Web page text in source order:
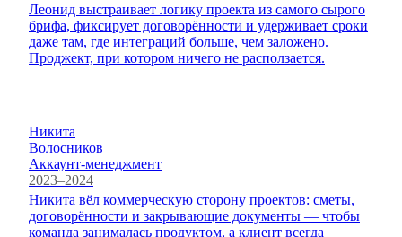
Леонид выстраивает логику проекта из самого сырого
брифа, фиксирует договорённости и удерживает сроки
даже там, где интеграций больше, чем заложено.
Проджект, при котором ничего не расползается.
Никита
Волосников
Аккаунт-менеджмент
2023–2024
Никита вёл коммерческую сторону проектов: сметы,
договорённости и закрывающие документы — чтобы
команда занималась продуктом, а клиент всегда